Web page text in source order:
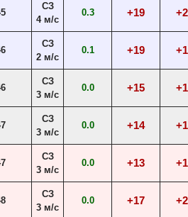
СЗ
4 м/с
0.3 +19
СЗ
2 м/с
0.1 +19
СЗ
3 м/с
0.0 +15
СЗ
3 м/с
0.0 +14
СЗ
3 м/с
0.0 +13
СЗ
3 м/с
0.0 +17